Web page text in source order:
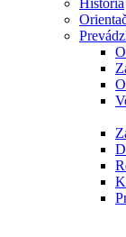
História